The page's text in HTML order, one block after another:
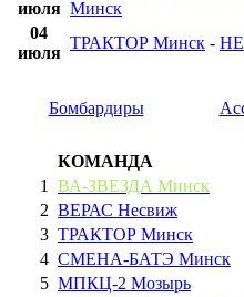
июля Минск
04
июля
ТРАКТОР Минск -
Бомбардиры
КОМАНДА
1
ВА-ЗВЕЗДА Минск
2 ВЕРАС Несвиж
3 ТРАКТОР Минск
4 СМЕНА-БАТЭ Минск
5 МПКЦ-2 Мозырь